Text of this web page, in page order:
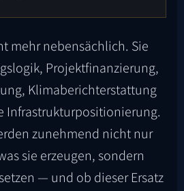
mehr nebensächlich. Sie
Projektfinanzierung,
Klimaberichterstattung
Infrastrukturpositionierung.
zunehmend nicht nur
sie erzeugen, sondern
— und ob dieser Ersatz